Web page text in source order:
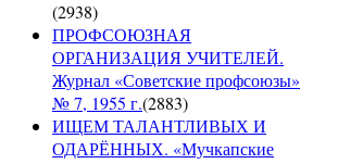
(2938)
ПРОФСОЮЗНАЯ
ОРГАНИЗАЦИЯ УЧИТЕЛЕЙ.
Журнал «Советские профсоюзы»
№ 7, 1955 г.(2883)
ИЩЕМ ТАЛАНТЛИВЫХ И
ОДАРЁННЫХ. «Мучкапские